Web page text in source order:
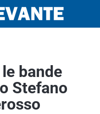
bande
Stefano